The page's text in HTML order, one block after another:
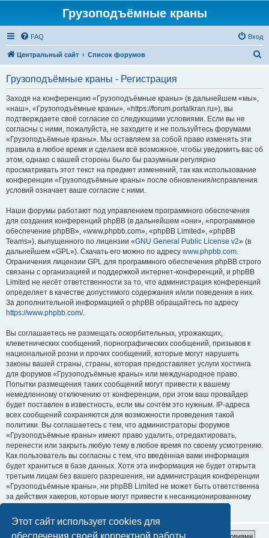
Этот сайт использует cookies для
обеспечения своей корректной работы.
Грузоподъёмные краны
FAQ Вход
Центральный сайт Список форумов
Грузоподъёмные краны - Регистрация
Заходя на конференцию «Грузоподъёмные краны» (в дальнейшем «мы»,
«наш», «Грузоподъёмные краны», «https://forum.portalkran.ru»), вы
подтверждаете своё согласие со следующими условиями. Если вы не
согласны с ними, пожалуйста, не заходите и не пользуйтесь форумами
«Грузоподъёмные краны». Мы оставляем за собой право изменять эти
правила в любое время и сделаем всё возможное, чтобы уведомить вас об
этом, однако с вашей стороны было бы разумным регулярно
просматривать этот текст на предмет изменений, так как использование
конференции «Грузоподъёмные краны» после обновления/исправления
условий означает ваше согласие с ними.
Наши форумы работают под управлением программного обеспечения
для создания конференций phpBB (в дальнейшем «они», «программное
обеспечение phpBB», «www.phpbb.com», «phpBB Limited», «phpBB
Teams»), выпущенного по лицензии «GNU General Public License v2» (в
дальнейшем «GPL»). Скачать его можно по адресу www.phpbb.com.
Ограничения лицензии GPL для программного обеспечения phpBB строго
связаны с организацией и поддержкой интернет-конференций, и phpBB
Limited не несёт ответственности за то, что администрация конференций
определяет в качестве допустимого содержания и/или поведения в них.
За дополнительной информацией о phpBB обращайтесь по адресу
https://www.phpbb.com/.
Вы соглашаетесь не размещать оскорбительных, угрожающих,
клеветнических сообщений, порнографических сообщений, призывов к
национальной розни и прочих сообщений, которые могут нарушить
законы вашей страны, страны, которая предоставляет услуги хостинга
для форумов «Грузоподъёмные краны» или международное право.
Попытки размещения таких сообщений могут привести к вашему
немедленному отключению от конференции, при этом ваш провайдер
будет поставлен в известность, если мы сочтём это нужным. IP-адреса
всех сообщений сохраняются для возможности проведения такой
политики. Вы соглашаетесь с тем, что администраторы форумов
«Грузоподъёмные краны» имеют право удалить, отредактировать,
перенести или закрыть любую тему в любое время по своему усмотрению.
Как пользователь вы согласны с тем, что введённая вами информация
будет храниться в базе данных. Хотя эта информация не будет открыта
третьим лицам без вашего разрешения, ни администрация конференции
«Грузоподъёмные краны», ни phpBB Limited не может быть ответственна
за действия хакеров, которые могут привести к несанкционированному